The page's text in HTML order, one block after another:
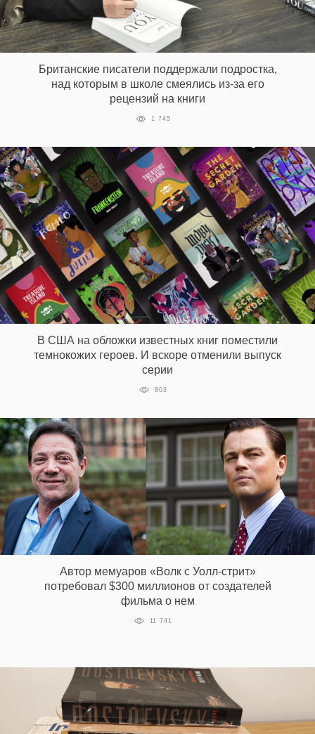
Британские писатели поддержали подростка,
над которым в школе смеялись из-за его
рецензий на книги
1 745
В США на обложки известных книг поместили
темнокожих героев. И вскоре отменили выпуск
серии
803
Автор мемуаров «Волк с Уолл-стрит»
потребовал $300 миллионов от создателей
фильма о нем
11 741